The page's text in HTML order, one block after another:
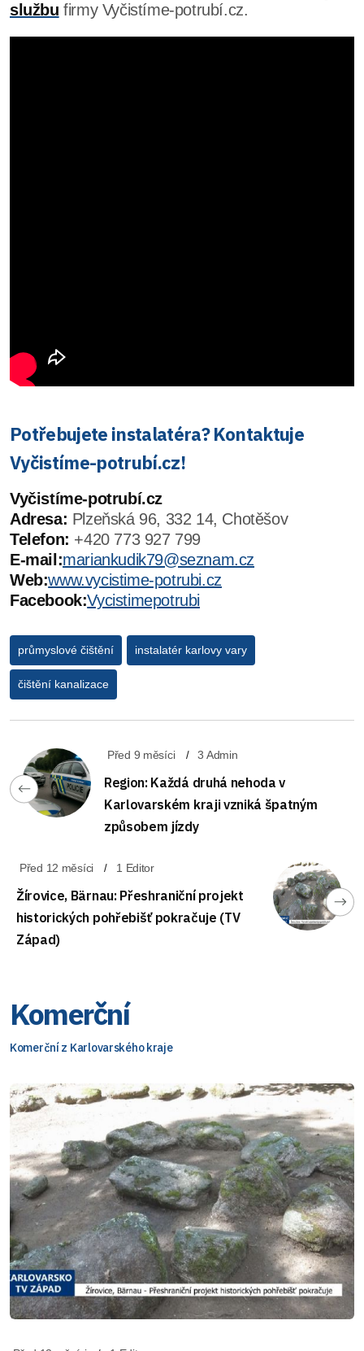
službu firmy Vyčistíme-potrubí.cz.
Potřebujete instalatéra? Kontaktuje
Vyčistíme-potrubí.cz!
Vyčistíme-potrubí.cz
Adresa: Plzeňská 96, 332 14, Chotěšov
Telefon: +420 773 927 799
E-mail:mariankudik79@seznam.cz
Web:www.vycistime-potrubi.cz
Facebook:Vycistimepotrubi
průmyslové čištění instalatér karlovy vary
čištění kanalizace
Před 9 měsíci 3 Admin
Region: Každá druhá nehoda v
Karlovarském kraji vzniká špatným
způsobem jízdy
Před 12 měsíci 1 Editor
Žírovice, Bärnau: Přeshraniční projekt
historických pohřebišť pokračuje (TV
Západ)
Komerční
Komerční z Karlovarského kraje